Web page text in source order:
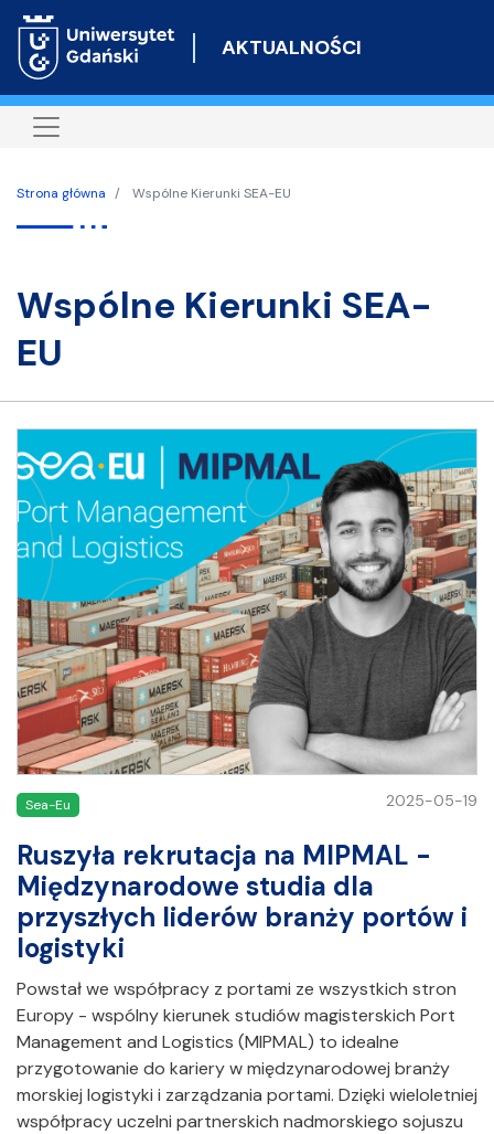
do
AKTUALNOŚCI
Strona główna Wspólne Kierunki SEA-EU
Wspólne Kierunki SEA-
EU
Sea-Eu 2025-05-19
Ruszyła rekrutacja na MIPMAL -
Międzynarodowe studia dla
przyszłych liderów branży portów i
logistyki
Powstał we współpracy z portami ze wszystkich stron
Europy - wspólny kierunek studiów magisterskich Port
Management and Logistics (MIPMAL) to idealne
przygotowanie do kariery w międzynarodowej branży
morskiej logistyki i zarządzania portami. Dzięki wieloletniej
współpracy uczelni partnerskich nadmorskiego sojuszu